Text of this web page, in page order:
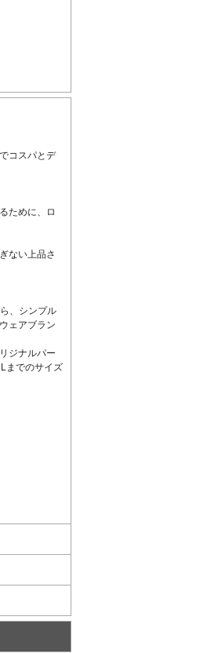
コスパとデ
ために、ロ
ない上品さ
、シンプル
ェアブラン
ジナルパー
までのサイズ